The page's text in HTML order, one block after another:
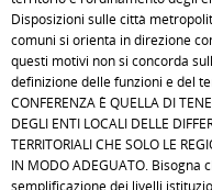
Disposizioni sulle città
comuni si orienta in direzione
questi motivi non si concorda
definizione delle funzioni e del
CONFERENZA È QUELLA DI
DEGLI ENTI LOCALI DELLE
TERRITORIALI CHE SOLO LE
IN MODO ADEGUATO.
semplificazione dei livelli